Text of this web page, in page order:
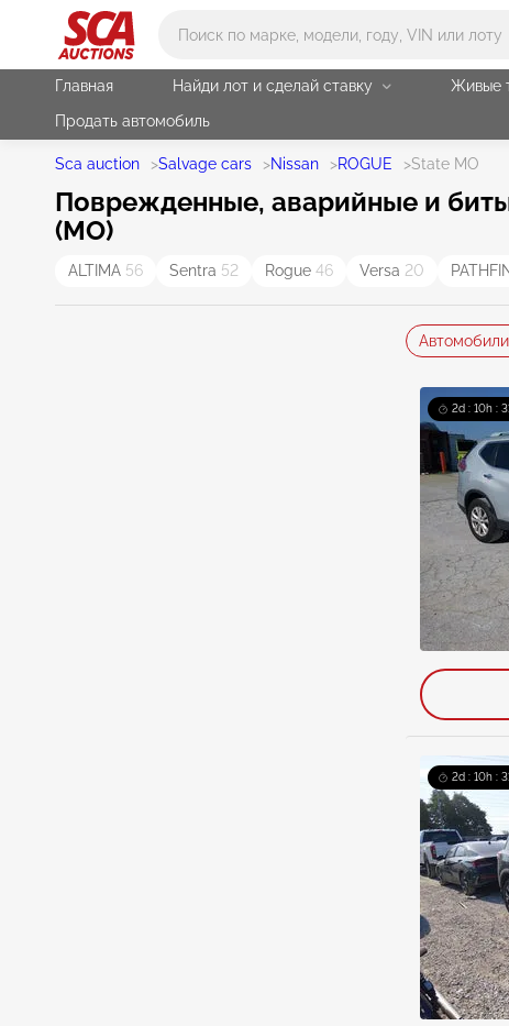
Главная Найди лот и сделай ставку Живые
Продать автомобиль
Sca auction >Salvage cars >Nissan >ROGUE >State MO
Поврежденные, аварийные и
(MO)
ALTIMA 56 Sentra 52 Rogue 46 Versa 20
Автомобили
2d : 10h :
2d : 10h :